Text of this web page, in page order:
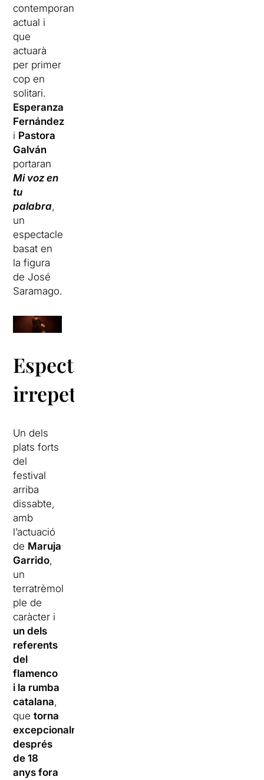
contemporani
actual i
que
actuarà
per primer
cop en
solitari.
Esperanza
Fernández
i Pastora
Galván
portaran
Mi voz en
tu
palabra,
un
espectacle
basat en
la figura
de José
Saramago.
Espectacles
irrepetibles
Un dels
plats forts
del
festival
arriba
dissabte,
amb
l’actuació
de Maruja
Garrido,
un
terratrèmol
ple de
caràcter i
un dels
referents
del
flamenco
i la rumba
catalana,
quetorna
excepcionalment
després
de 18
anys fora